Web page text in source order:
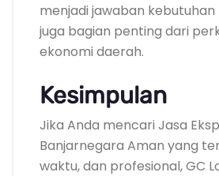
menjadi jawaban
juga bagian penting dari
ekonomi daerah.
Kesimpulan
Jika Anda mencari Jasa
Banjarnegara Aman yang
waktu, dan profesional, GC